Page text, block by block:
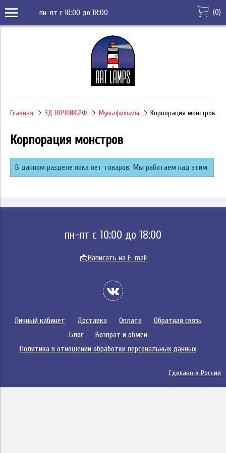
пн-пт с 10:00 до 18:00 (0)
Главная 3Д-НОЧНИК.РФ Мультфильмы Корпорация монстров
Корпорация монстров
В данном разделе пока нет товаров. Мы работаем над этим.
пн-пт с 10:00 до 18:00
📩Написать на E-mail
Личный кабинет Доставка Оплата
Обратная связь
Блог
Возврат и обмен
Политика в отношении обработки персональных данных
Сделано в России